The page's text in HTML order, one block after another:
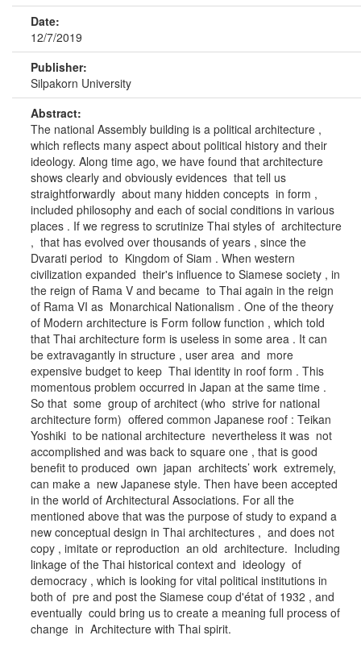
Date:
12/7/2019
Publisher:
Silpakorn University
Abstract:
The national Assembly building is a political architecture ,
which reflects many aspect about political history and their
ideology. Along time ago, we have found that architecture
shows clearly and obviously evidences that tell us
straightforwardly about many hidden concepts in form ,
included philosophy and each of social conditions in various
places . If we regress to scrutinize Thai styles of architecture
, that has evolved over thousands of years , since the
Dvarati period to Kingdom of Siam . When western
civilization expanded their's influence to Siamese society , in
the reign of Rama V and became to Thai again in the reign
of Rama VI as Monarchical Nationalism . One of the theory
of Modern architecture is Form follow function , which told
that Thai architecture form is useless in some area . It can
be extravagantly in structure , user area and more
expensive budget to keep Thai identity in roof form . This
momentous problem occurred in Japan at the same time .
So that some group of architect (who strive for national
architecture form) offered common Japanese roof : Teikan
Yoshiki to be national architecture nevertheless it was not
accomplished and was back to square one , that is good
benefit to produced own japan architects’ work extremely,
can make a new Japanese style. Then have been accepted
in the world of Architectural Associations. For all the
mentioned above that was the purpose of study to expand a
new conceptual design in Thai architectures , and does not
copy , imitate or reproduction an old architecture. Including
linkage of the Thai historical context and ideology of
democracy , which is looking for vital political institutions in
both of pre and post the Siamese coup d'état of 1932 , and
eventually could bring us to create a meaning full process of
change in Architecture with Thai spirit.